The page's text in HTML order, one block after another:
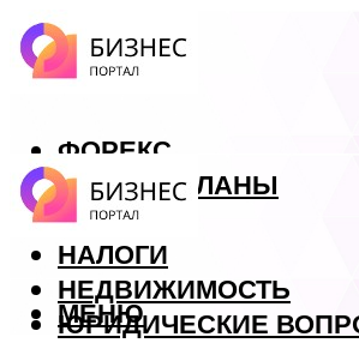
ФОРЕКС
БИЗНЕС ПЛАНЫ
КРЕДИТЫ
НАЛОГИ
НЕДВИЖИМОСТЬ
ЮРИДИЧЕСКИЕ
МЕНЮ